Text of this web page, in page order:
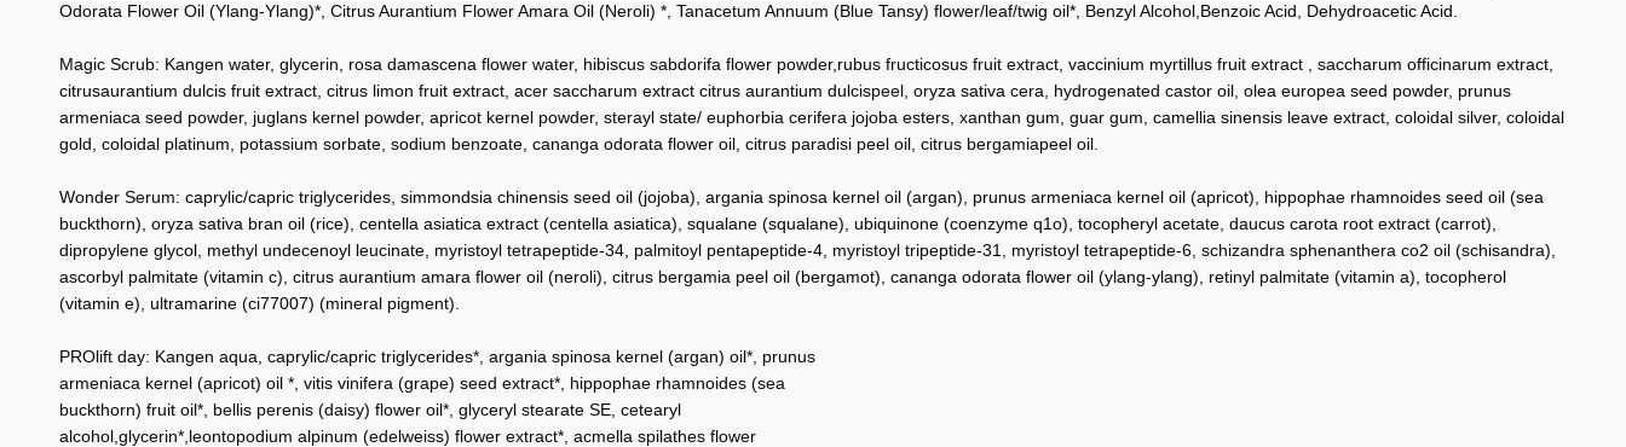
Odorata Flower Oil (Ylang-Ylang)*, Citrus Aurantium Flower Amara Oil (Neroli) *, Tanacetum Annuum (Blue Tansy) flower/leaf/twig oil*, Benzyl Alcohol,Benzoic Acid, Dehydroacetic Acid.
Magic Scrub: Kangen water, glycerin, rosa damascena flower water, hibiscus sabdorifa flower powder,rubus fructicosus fruit extract, vaccinium myrtillus fruit extract , saccharum officinarum extract,
citrusaurantium dulcis fruit extract, citrus limon fruit extract, acer saccharum extract citrus aurantium dulcispeel, oryza sativa cera, hydrogenated castor oil, olea europea seed powder, prunus
armeniaca seed powder, juglans kernel powder, apricot kernel powder, sterayl state/ euphorbia cerifera jojoba esters, xanthan gum, guar gum, camellia sinensis leave extract, coloidal silver, coloidal
gold, coloidal platinum, potassium sorbate, sodium benzoate, cananga odorata flower oil, citrus paradisi peel oil, citrus bergamiapeel oil.
Wonder Serum: caprylic/capric triglycerides, simmondsia chinensis seed oil (jojoba), argania spinosa kernel oil (argan), prunus armeniaca kernel oil (apricot), hippophae rhamnoides seed oil (sea
buckthorn), oryza sativa bran oil (rice), centella asiatica extract (centella asiatica), squalane (squalane), ubiquinone (coenzyme q1o), tocopheryl acetate, daucus carota root extract (carrot),
dipropylene glycol, methyl undecenoyl leucinate, myristoyl tetrapeptide-34, palmitoyl pentapeptide-4, myristoyl tripeptide-31, myristoyl tetrapeptide-6, schizandra sphenanthera co2 oil (schisandra),
ascorbyl palmitate (vitamin c), citrus aurantium amara flower oil (neroli), citrus bergamia peel oil (bergamot), cananga odorata flower oil (ylang-ylang), retinyl palmitate (vitamin a), tocopherol
(vitamin e), ultramarine (ci77007) (mineral pigment).
PROlift day: Kangen aqua, caprylic/capric triglycerides*, argania spinosa kernel (argan) oil*, prunus
armeniaca kernel (apricot) oil *, vitis vinifera (grape) seed extract*, hippophae rhamnoides (sea
buckthorn) fruit oil*, bellis perenis (daisy) flower oil*, glyceryl stearate SE, cetearyl
alcohol,glycerin*,leontopodium alpinum (edelweiss) flower extract*, acmella spilathes flower